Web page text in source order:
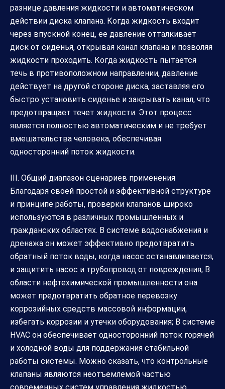
разнице давления жидкости и автоматическом
действии диска клапана. Когда жидкость входит
через впускной конец, ее давление отталкивает
диск от сиденья, открывая канал клапана и позволяя
жидкости проходить. Когда жидкость пытается
течь в противоположном направлении, давление
действует на другой стороне диска, заставляя его
быстро установить сиденье и закрывать канал, что
предотвращает течет жидкости. Этот процесс
является полностью автоматическим и не требует
вмешательства человека, обеспечивая
односторонний поток жидкости.
III. Общий диапазон сценариев применения
Благодаря своей простой и эффективной структуре
и принципе работы, проверки клапанов широко
используются в различных промышленных и
гражданских областях. В системе водоснабжения и
дренажа он может эффективно предотвратить
обратный поток воды, когда насос останавливается,
и защитить насос и трубопровод от повреждения; В
области нефтехимической промышленности она
может предотвратить обратное перевозку
коррозийных средств массовой информации,
избегать коррозии и утечки оборудования; В системе
HVAC он обеспечивает односторонний поток горячей
и холодной воды для поддержания стабильной
работы системы. Можно сказать, что контрольные
клапаны являются неотъемлемой частью